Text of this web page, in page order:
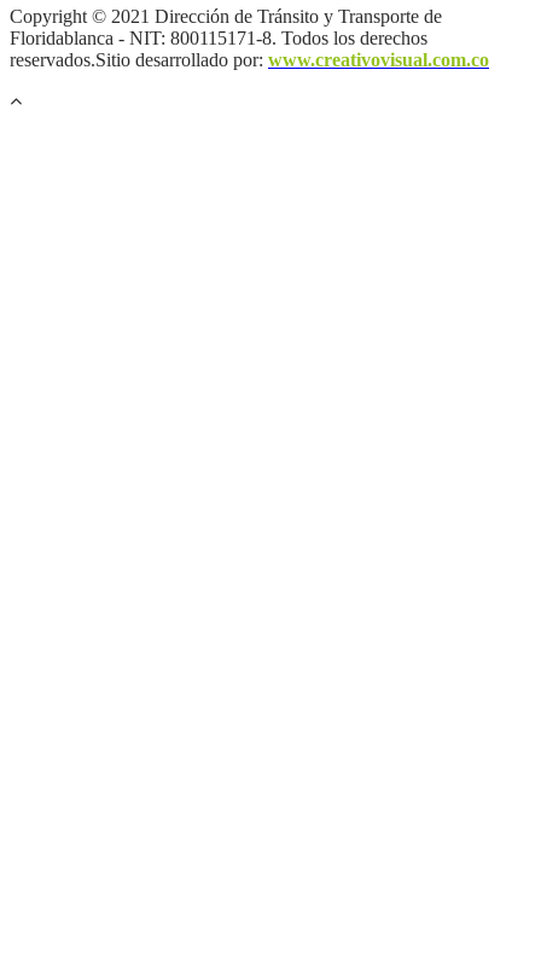
Copyright © 2021 Dirección de Tránsito y Transporte de
Floridablanca - NIT: 800115171-8. Todos los derechos
reservados.Sitio desarrollado por: www.creativovisual.com.co